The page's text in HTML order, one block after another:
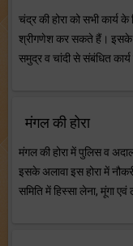
चंद्र की होरा को सभी कार्य
श्रीगणेश कर सकते हैं। इसके
समुद्र व चांदी से संबंधित
मंगल की होरा
मंगल की होरा में पुलिस व
इसके अलावा इस होरा में
समिति में हिस्सा लेना, मूंगा